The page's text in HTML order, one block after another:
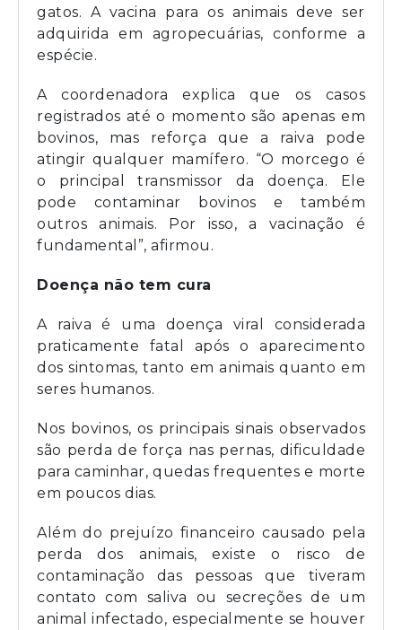
gatos. A vacina para os animais deve ser
adquirida em agropecuárias, conforme a
espécie.
A coordenadora explica que os casos
registrados até o momento são apenas em
bovinos, mas reforça que a raiva pode
atingir qualquer mamífero. “O morcego é
o principal transmissor da doença. Ele
pode contaminar bovinos e também
outros animais. Por isso, a vacinação é
fundamental”, afirmou.
Doença não tem cura
A raiva é uma doença viral considerada
praticamente fatal após o aparecimento
dos sintomas, tanto em animais quanto em
seres humanos.
Nos bovinos, os principais sinais observados
são perda de força nas pernas, dificuldade
para caminhar, quedas frequentes e morte
em poucos dias.
Além do prejuízo financeiro causado pela
perda dos animais, existe o risco de
contaminação das pessoas que tiveram
contato com saliva ou secreções de um
animal infectado, especialmente se houver